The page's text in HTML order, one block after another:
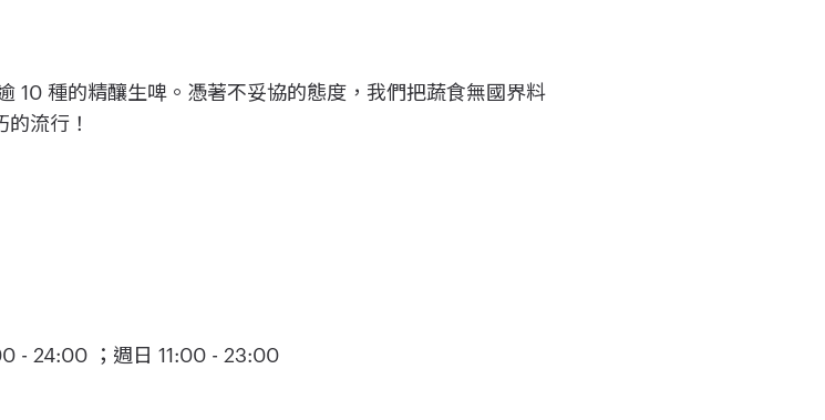
10 種的精釀生啤。憑著不妥協的態度，我們把蔬食無國界料
流行！
- 24:00 ；週日 11:00 - 23:00